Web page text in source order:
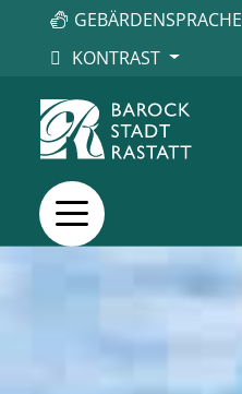
GEBÄRDENSPRACHE
KONTRAST